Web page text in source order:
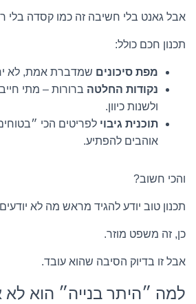
אבל גאנט בלי חשיבה זה כמו קסדה בלי
תכנון חכם כולל:
מפת סיכונים שמדברת אמת, לא
נקודות החלטה ברורות – מתי
ולשנות כיוון.
תוכנית גיבוי לפריטים הכי
אוהבים להפתיע.
והכי חשוב?
תכנון טוב יודע להגיד מראש מה לא יודעים
כן, זה משפט מוזר.
אבל זו בדיוק הסיבה שהוא עובד.
למה ״היתר בנייה״ הוא לא